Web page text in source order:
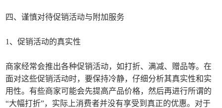
四、谨慎对待促销活动与附加服务
1、促销活动的真实性
商家经常会推出各种促销活动，如打折、满减、赠品等。在
面对这些促销活动时，要保持冷静，仔细分析其真实性和实
用性。有些商家可能会先提高产品价格，然后再进行所谓的
“大幅打折”，实际上消费者并没有享受到真正的优惠。对于